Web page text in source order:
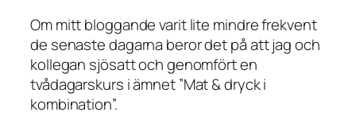
Om mitt bloggande varit lite mindre frekvent
de senaste dagarna beror det på att jag och
kollegan sjösatt och genomfört en
tvådagarskurs i ämnet ”Mat & dryck i
kombination”.